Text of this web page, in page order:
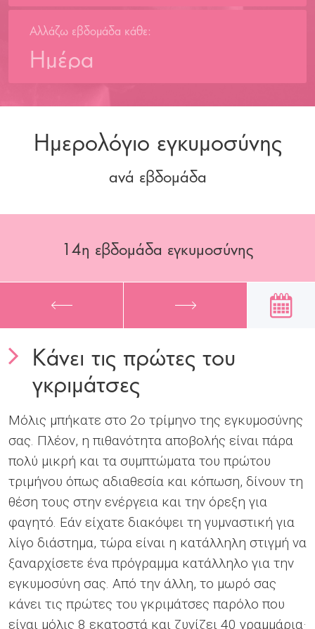
Αλλάζω εβδομάδα κάθε:
Ημέρα
Ημερολόγιο εγκυμοσύνης
ανά εβδομάδα
14η εβδομάδα εγκυμοσύνης
Κάνει τις πρώτες του
γκριμάτσες
Μόλις μπήκατε στο 2ο τρίμηνο της εγκυμοσύνης
σας. Πλέον, η πιθανότητα αποβολής είναι πάρα
πολύ μικρή και τα συμπτώματα του πρώτου
τριμήνου όπως αδιαθεσία και κόπωση, δίνουν τη
θέση τους στην ενέργεια και την όρεξη για
φαγητό. Εάν είχατε διακόψει τη γυμναστική για
λίγο διάστημα, τώρα είναι η κατάλληλη στιγμή να
ξαναρχίσετε ένα πρόγραμμα κατάλληλο για την
εγκυμοσύνη σας. Από την άλλη, το μωρό σας
κάνει τις πρώτες του γκριμάτσες παρόλο που
είναι μόλις 8 εκατοστά και ζυγίζει 40 γραμμάρια·